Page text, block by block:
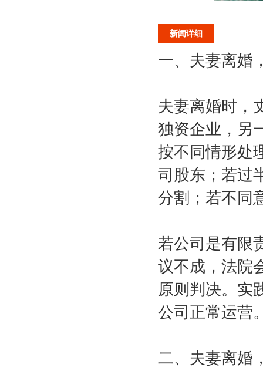
新闻详细
一、夫妻离婚
夫妻离婚时，
独资企业，另
按不同情形处
司股东；若过
分割；若不同
若公司是有限
议不成，法院
原则判决。实
公司正常运营
二、夫妻离婚